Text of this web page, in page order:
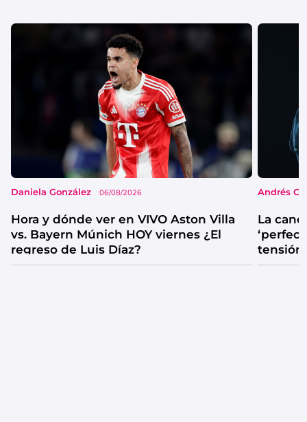
Daniela González 06/08/2026
Hora y dónde ver en VIVO Aston Villa
vs. Bayern Múnich HOY viernes ¿El
regreso de Luis Díaz?
Andrés
La
tensión
catarsis